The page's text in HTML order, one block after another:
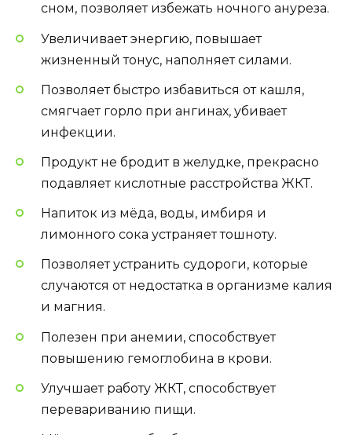
сном, позволяет избежать ночного ануреза.
Увеличивает энергию, повышает
жизненный тонус, наполняет силами.
Позволяет быстро избавиться от кашля,
смягчает горло при ангинах, убивает
инфекции.
Продукт не бродит в желудке, прекрасно
подавляет кислотные расстройства ЖКТ.
Напиток из мёда, воды, имбиря и
лимонного сока устраняет тошноту.
Позволяет устранить судороги, которые
случаются от недостатка в организме калия
и магния.
Полезен при анемии, способствует
повышению гемоглобина в крови.
Улучшает работу ЖКТ, способствует
перевариванию пищи.